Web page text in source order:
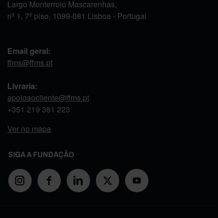
Largo Monterroio Mascarenhas,
nº 1, 7º piso, 1099-081 Lisboa - Portugal
Email geral:
ffms@ffms.pt
Livraria:
apoioaocliente@ffms.pt
+351 219 381 223
Ver no mapa
SIGA A FUNDAÇÃO